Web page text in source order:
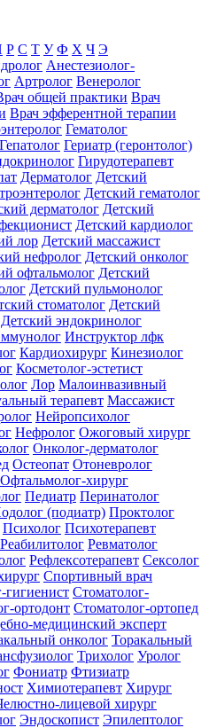
Р С Т У Ф Х Ч Э
Анестезиолог-
Артролог Венеролог
общей практики Врач
Врач эфферентной терапии
Гематолог
Гепатолог Гериатр (геронтолог)
Гирудотерапевт
Дерматолог Детский
Детский гематолог
дерматолог Детский
Детский кардиолог
лор Детский массажист
нефролог Детский онколог
офтальмолог Детский
Детский пульмонолог
стоматолог Детский
Детский эндокринолог
Инструктор лфк
Кардиохирург Кинезиолог
Косметолог-эстетист
Лор Малоинвазивный
терапевт Массажист
Нейропсихолог
Нефролог Ожоговый хирург
Онколог-дерматолог
Остеопат Отоневролог
Офтальмолог-хирург
Педиатр Перинатолог
(подиатр) Проктолог
Психолог Психотерапевт
Реабилитолог Ревматолог
Рефлексотерапевт Сексолог
Спортивный врач
гигиенист Стоматолог-
ортодонт Стоматолог-ортопед
медицинский эксперт
онколог Торакальный
Трихолог Уролог
Фониатр Фтизиатр
Химиотерапевт Хирург
лицевой хирург
Эндоскопист Эпилептолог